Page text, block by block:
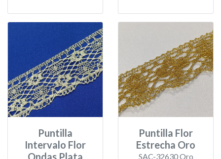
Puntilla
Intervalo Flor
Ondas Plata
Puntilla Flor
Estrecha Oro
SAC-32630 Oro